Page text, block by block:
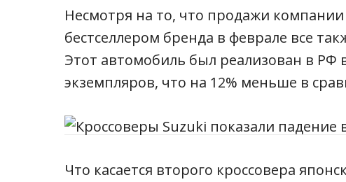
Несмотря на то, что продажи
бестселлером бренда в феврале все
Этот автомобиль был реализован в РФ
экземпляров, что на 12% меньше в
Что касается второго кроссовера